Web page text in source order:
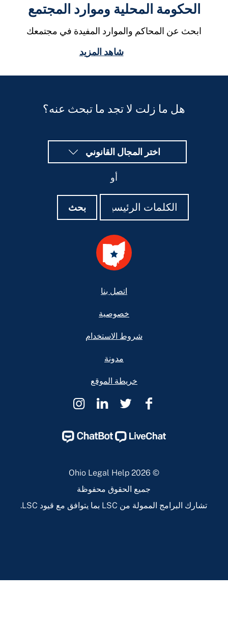
الحكومة المحلية وموارد المجتمع
ابحث عن المحاكم والموارد المفيدة في مجتمعك
شاهد المزيد
هل ما زلت لا تجد ما تبحث عنه؟
اختر المجال القانوني
بحث
اتصل بنا
خصوصية
شروط الاستخدام
مدونة
خريطة الموقع
Ohio
Help
Page
Ohio
Help
Page
Ohio
Help
Page
Ohio
Help
Page
جميع الحقوق محفوظة
تشارك البرامج الممولة من LSC بما يتوافق مع قيود LSC.